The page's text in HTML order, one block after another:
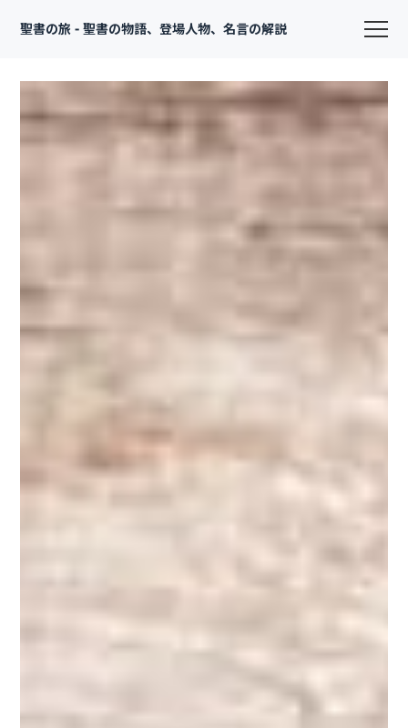
聖書の旅 - 聖書の物語、登場人物、名言の解説